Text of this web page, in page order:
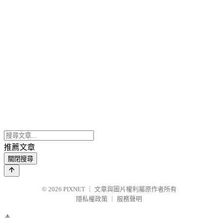
推薦文章
關閉搜尋
© 2026 PIXNET
文章與圖片權利屬原作者所有
隱私權政策
服務聲明